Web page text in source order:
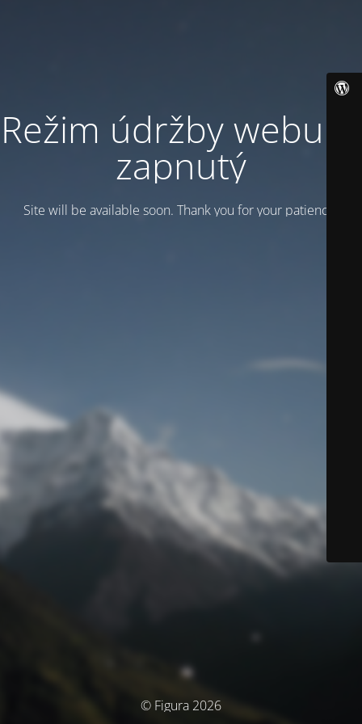
Režim údržby webu je
zapnutý
Site will be available soon. Thank you for your patience!
© Figura 2026